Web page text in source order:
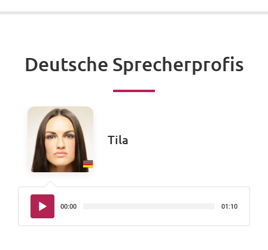
Deutsche Sprecherprofis
Tila
Audio-
Player
00:00 01:10